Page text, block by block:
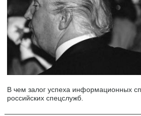
В чем залог успеха информационных
российских спецслужб.